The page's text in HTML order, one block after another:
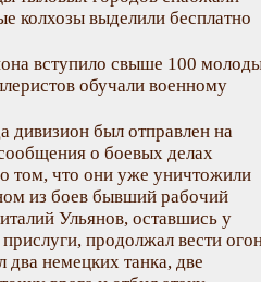
колхозы выделили бесплатно
вступило свыше 100
обучали военному
дивизион был отправлен на
о боевых делах
том, что они уже уничтожили
из боев бывший рабочий
Ульянов, оставшись у
продолжал вести
немецких танка, две